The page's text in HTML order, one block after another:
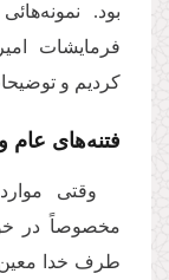
بود.
فرمایشات
کردیم و
فتنه‌های
وقتی
‌مخصوصاً در
طرف خدا معین